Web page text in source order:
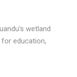
wetland
education,